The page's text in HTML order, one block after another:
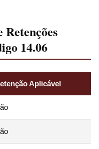
14.06
Aplicável